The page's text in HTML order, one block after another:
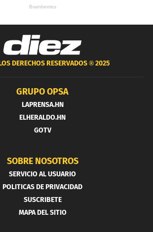
DERECHOS RESERVADOS ®2025
GRUPO OPSA
LAPRENSA.HN
ELHERALDO.HN
GOTV
SOBRE NOSOTROS
SERVICIO AL USUARIO
POLITICAS DE PRIVACIDAD
SUSCRIBETE
MAPA DEL SITIO